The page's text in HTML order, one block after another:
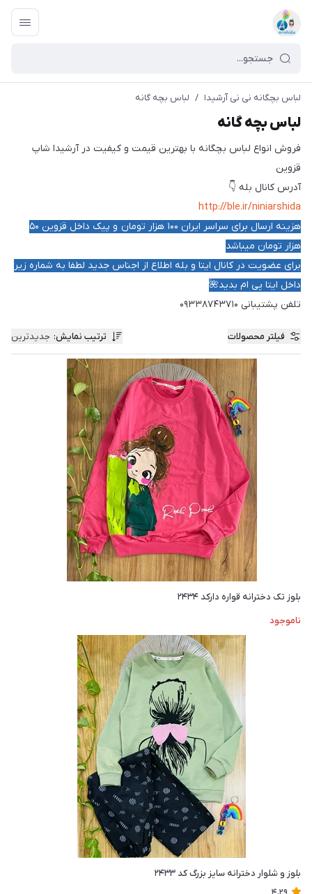
لباس بچگانه نی نی آرشیدا / لباس بچه گانه
لباس بچه گانه
فروش انواع لباس بچگانه با بهترین قیمت و کیفیت در آرشیدا شاپ
قزوین
آدرس کانال بله 👇
http://ble.ir/niniarshida
هزینه ارسال برای سراسر ایران ۱۰۰
هزار تومان و پیک داخل قزوین ۵۰
هزار تومان میباشد
برای عضویت در کانال ایتا و بله اطلاع از اجناس جدید لطفا به شماره زیر
داخل ایتا پی ام بدید🌺
تلفن پشتیبانی ۰۹۳۳۸۷۴۳۷۱۰
فیلتر محصولات ترتیب نمایش: جدیدترین
بلوز تک دخترانه قواره دارکد ۲۴۳۴
ناموجود
بلوز و شلوار دخترانه سایز بزرگ کد ۲۴۳۳